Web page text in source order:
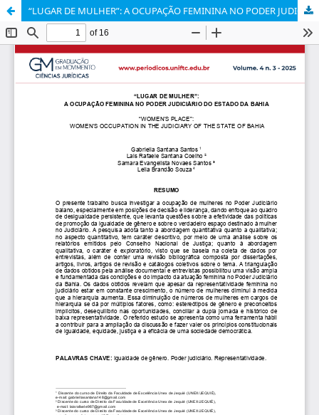
“LUGAR DE MULHER”: A OCUPAÇÃO FEMININA NO PODER JUDICIÁRIO DO ESTADO DA BAHIA